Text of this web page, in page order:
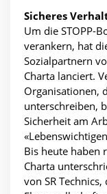
Sicheres
Um die STOPP-
verankern, hat
Sozialpartnern
Charta lanciert.
Organisationen,
unterschreiben,
Sicherheit am
Bis heute haben
Charta
von SR